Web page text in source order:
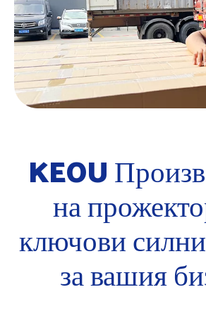
KEOU
на
ключови
за вашия